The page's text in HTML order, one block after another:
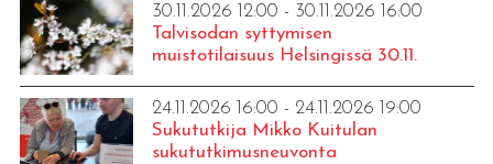
30.11.2026 12:00 - 30.11.2026 16:00
Talvisodan syttymisen
muistotilaisuus Helsingissä 30.11.
24.11.2026 16:00 - 24.11.2026 19:00
Sukututkija Mikko Kuitulan
sukututkimusneuvonta